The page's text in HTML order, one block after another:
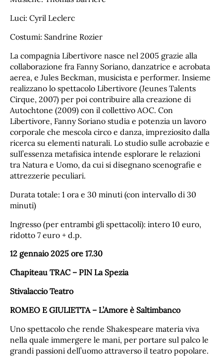
Luci: Cyril Leclerc
Costumi: Sandrine Rozier
La compagnia ​Libertivore nasce nel 2005 grazie alla
collaborazione fra Fanny Soriano, danzatrice e acrobata
aerea, e Jules Beckman, musicista e performer. Insieme
realizzano lo spettacolo ​Libertivore (Jeunes Talents
Cirque, 2007) per poi contribuire alla creazione di ​
Autochtone​ (2009) con il collettivo AOC. Con
Libertivore, Fanny Soriano studia e potenzia un lavoro
corporale che mescola circo e danza, impreziosito dalla
ricerca su elementi naturali. Lo studio sulle acrobazie e
sull’essenza metafisica intende esplorare le relazioni
tra Natura e Uomo, da cui si disegnano scenografie e
attrezzerie peculiari.
Durata totale: 1 ora e 30 minuti (con intervallo di 30
minuti)
Ingresso (per entrambi gli spettacoli): intero 10 euro,
ridotto 7 euro + d.p.
12 gennaio 2025 ore 17.30
Chapiteau TRAC – PIN La Spezia
Stivalaccio Teatro
ROMEO E GIULIETTA – L’Amore è Saltimbanco
Uno spettacolo che rende Shakespeare materia viva
nella quale immergere le mani, per portare sul palco le
grandi passioni dell’uomo attraverso il teatro popolare.